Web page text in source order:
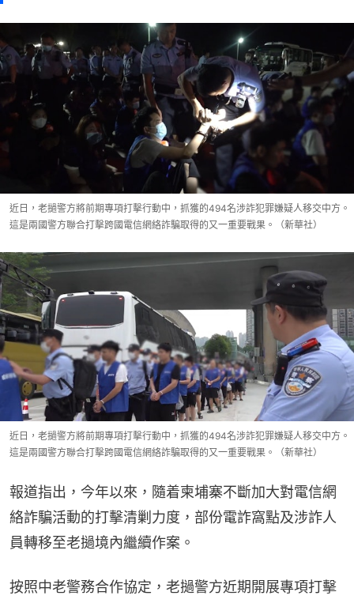
近日，老撾警方將前期專項打擊行動中，抓獲的494名涉詐犯罪嫌疑人移交中方。
這是兩國警方聯合打擊跨國電信網絡詐騙取得的又一重要戰果。（新華社）
近日，老撾警方將前期專項打擊行動中，抓獲的494名涉詐犯罪嫌疑人移交中方。
這是兩國警方聯合打擊跨國電信網絡詐騙取得的又一重要戰果。（新華社）
報道指出，今年以來，隨着柬埔寨不斷加大對電信網
絡詐騙活動的打擊清剿力度，部份電詐窩點及涉詐人
員轉移至老撾境內繼續作案。
按照中老警務合作協定，老撾警方近期開展專項打擊